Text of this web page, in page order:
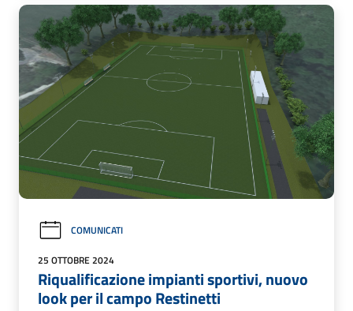
COMUNICATI
25 OTTOBRE 2024
Riqualificazione impianti sportivi, nuovo
look per il campo Restinetti